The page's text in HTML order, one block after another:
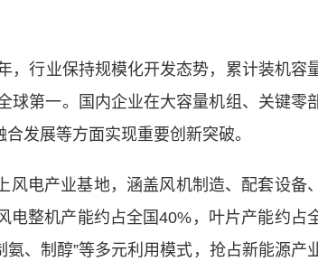
行业保持规模化开发态势，累计装机容
球第一。国内企业在大容量机组、关键零
发展等方面实现重要创新突破。
电产业基地，涵盖风机制造、配套设备、
电整机产能约占全国40%，叶片产能约占
、制醇”等多元利用模式，抢占新能源产